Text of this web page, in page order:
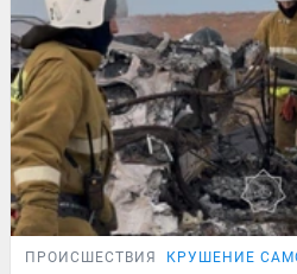
ПРОИСШЕСТВИЯ КРУШЕНИЕ